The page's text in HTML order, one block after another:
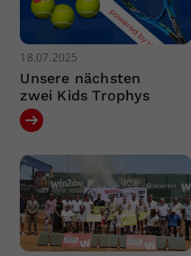
18.07.2025
Unsere nächsten
zwei Kids Trophys